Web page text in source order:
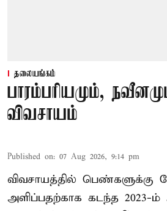
தலையங்கம்
பாரம்பரியமும்,
விவசாயம்
Published on: 07 Aug 2026, 9:14 pm
விவசாயத்தில் பெண்களுக்கு
அளிப்பதற்காக கடந்த 2023-